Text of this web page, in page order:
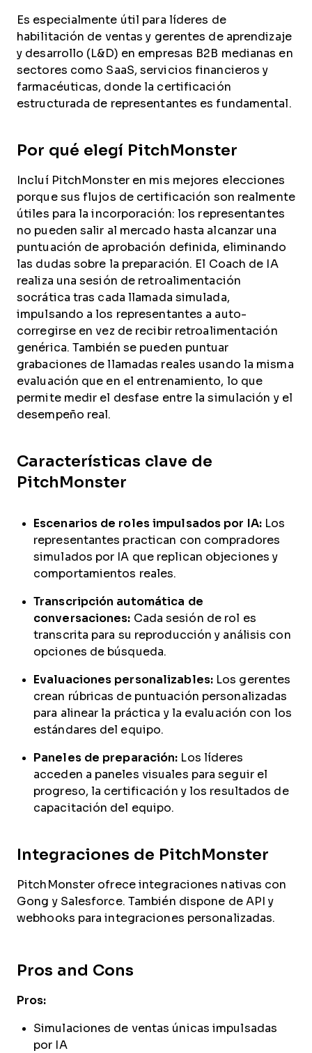
Es especialmente útil para líderes de
habilitación de ventas y gerentes de aprendizaje
y desarrollo (L&D) en empresas B2B medianas en
sectores como SaaS, servicios financieros y
farmacéuticas, donde la certificación
estructurada de representantes es fundamental.
Por qué elegí PitchMonster
Incluí PitchMonster en mis mejores elecciones
porque sus flujos de certificación son realmente
útiles para la incorporación: los representantes
no pueden salir al mercado hasta alcanzar una
puntuación de aprobación definida, eliminando
las dudas sobre la preparación. El Coach de IA
realiza una sesión de retroalimentación
socrática tras cada llamada simulada,
impulsando a los representantes a auto-
corregirse en vez de recibir retroalimentación
genérica. También se pueden puntuar
grabaciones de llamadas reales usando la misma
evaluación que en el entrenamiento, lo que
permite medir el desfase entre la simulación y el
desempeño real.
Características clave de
PitchMonster
Escenarios de roles impulsados por IA:Los
representantes practican con compradores
simulados por IA que replican objeciones y
comportamientos reales.
Transcripción automática de
conversaciones: Cada sesión de rol es
transcrita para su reproducción y análisis con
opciones de búsqueda.
Evaluaciones personalizables:Los gerentes
crean rúbricas de puntuación personalizadas
para alinear la práctica y la evaluación con los
estándares del equipo.
Paneles de preparación: Los líderes
acceden a paneles visuales para seguir el
progreso, la certificación y los resultados de
capacitación del equipo.
Integraciones de PitchMonster
PitchMonster ofrece integraciones nativas con
Gong y Salesforce. También dispone de API y
webhooks para integraciones personalizadas.
Pros and Cons
Pros:
Simulaciones de ventas únicas impulsadas
por IA